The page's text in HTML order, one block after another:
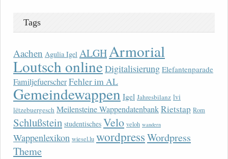
Tags
Aachen Agulia Igel ALGHArmorial
Loutsch onlineDigitalisierung Elefantenparade
FamiljefuerscherFehler im AL
Gemeindewappen Igel Jahresbilanz lvi
lëtzebuergesch Meilensteine WappendatenbankRietstap Rom
Schlußstein studentisches Velo veloh wandern
Wappenlexikon wiesel.lu wordpressWordpress
Theme